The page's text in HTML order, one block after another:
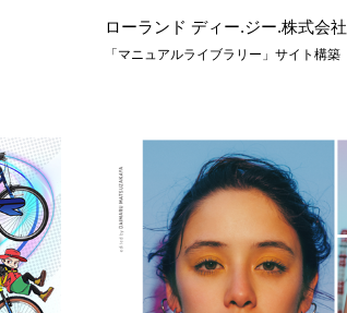
ローランド ディー.ジー.株式会社
「マニュアルライブラリー」サイト構築